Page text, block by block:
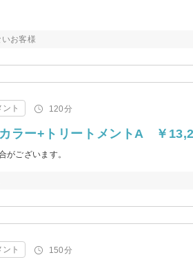
お客様
ント 120分
カラー+トリートメントA ￥
がございます。
ント 150分